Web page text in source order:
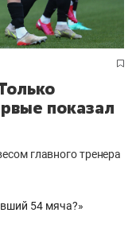
показал
главного тренера